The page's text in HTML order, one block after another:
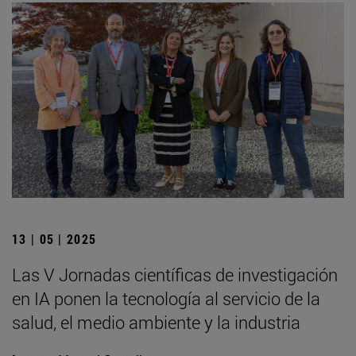
13 | 05 | 2025
Las V Jornadas científicas de investigación
en IA ponen la tecnología al servicio de la
salud, el medio ambiente y la industria